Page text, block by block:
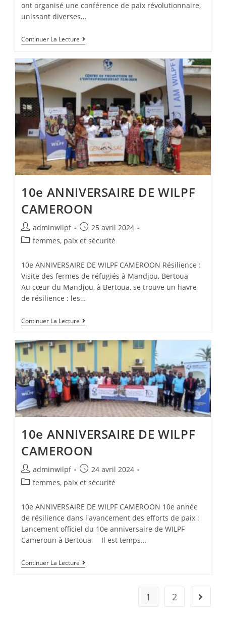
ont organisé une conférence de paix révolutionnaire,
unissant diverses…
Continuer La Lecture
10e ANNIVERSAIRE DE WILPF
CAMEROON
adminwilpf
25 avril 2024
femmes, paix et sécurité
10e ANNIVERSAIRE DE WILPF CAMEROON Résilience :
Visite des fermes de réfugiés à Mandjou, Bertoua
Au cœur du Mandjou, à Bertoua, se trouve un havre
de résilience : les…
Continuer La Lecture
10e ANNIVERSAIRE DE WILPF
CAMEROON
adminwilpf
24 avril 2024
femmes, paix et sécurité
10e ANNIVERSAIRE DE WILPF CAMEROON 10e année
de résilience dans l'avancement des efforts de paix :
Lancement officiel du 10e anniversaire de WILPF
Cameroun à Bertoua Il est temps…
Continuer La Lecture
1 2